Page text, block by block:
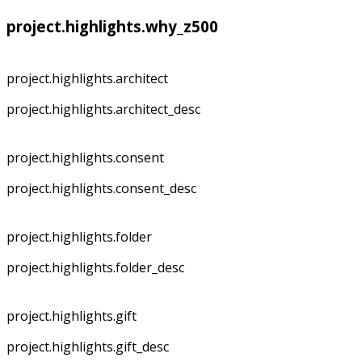
project.highlights.why_z500
project.highlights.architect
project.highlights.architect_desc
project.highlights.consent
project.highlights.consent_desc
project.highlights.folder
project.highlights.folder_desc
project.highlights.gift
project.highlights.gift_desc